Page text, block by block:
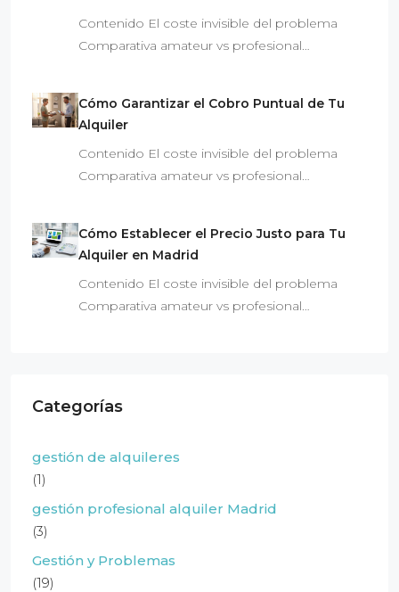
Contenido El coste invisible del problema
Comparativa amateur vs profesional…
Cómo Garantizar el Cobro Puntual de Tu
Alquiler
Contenido El coste invisible del problema
Comparativa amateur vs profesional…
Cómo Establecer el Precio Justo para Tu
Alquiler en Madrid
Contenido El coste invisible del problema
Comparativa amateur vs profesional…
Categorías
gestión de alquileres
(1)
gestión profesional alquiler Madrid
(3)
Gestión y Problemas
(19)